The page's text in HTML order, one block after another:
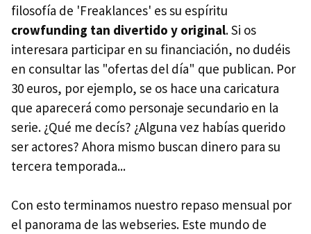
filosofía de 'Freaklances' es su espíritu
crowfunding tan divertido y original. Si os
interesara participar en su financiación, no dudéis
en consultar las "ofertas del día" que publican. Por
30 euros, por ejemplo, se os hace una caricatura
que aparecerá como personaje secundario en la
serie. ¿Qué me decís? ¿Alguna vez habías querido
ser actores? Ahora mismo buscan dinero para su
tercera temporada...
Con esto terminamos nuestro repaso mensual por
el panorama de las webseries. Este mundo de